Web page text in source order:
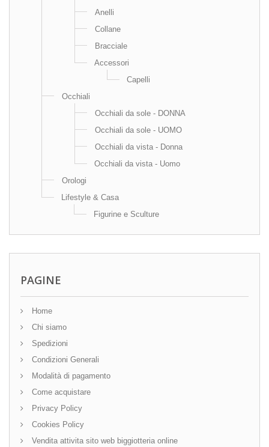
Anelli
Collane
Bracciale
Accessori
Capelli
Occhiali
Occhiali da sole - DONNA
Occhiali da sole - UOMO
Occhiali da vista - Donna
Occhiali da vista - Uomo
Orologi
Lifestyle & Casa
Figurine e Sculture
PAGINE
Home
Chi siamo
Spedizioni
Condizioni Generali
Modalità di pagamento
Come acquistare
Privacy Policy
Cookies Policy
Vendita attivita sito web biggiotteria online